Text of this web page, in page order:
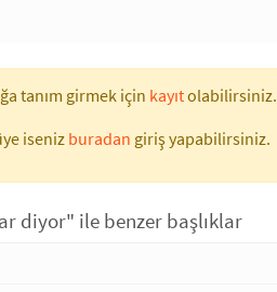
tanım girmek için kayıtolabilirsiniz.
iseniz buradan giriş yapabilirsiniz.
diyor" ile benzer başlıklar